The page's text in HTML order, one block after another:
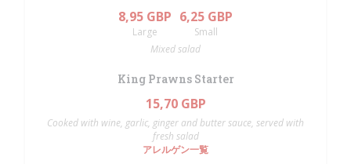
8,95 GBP
Large
6,25 GBP
Small
Mixed salad
King Prawns Starter
15,70 GBP
Cooked with wine, garlic, ginger and butter sauce, served with
fresh salad
アレルゲン一覧